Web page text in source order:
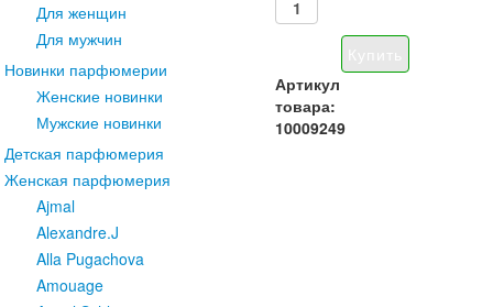
Для женщин
Для мужчин
Новинки парфюмерии
Женские новинки
Мужские новинки
Детская парфюмерия
Женская парфюмерия
Ajmal
Alexandre.J
Alla Pugachova
Amouage
Артикул
товара:
10009249